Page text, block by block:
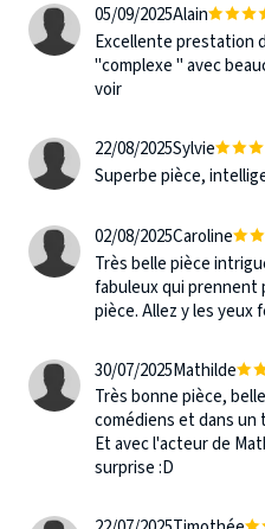
05/09/2025Alain
Excellente prestation
"complexe " avec
voir
22/08/2025Sylvie
Superbe pièce,
02/08/2025Caroline
Très belle pièce
fabuleux qui prennent
pièce. Allez y les yeux
30/07/2025Mathilde
Très bonne pièce,
comédiens et dans
Et avec l'acteur de
surprise :D